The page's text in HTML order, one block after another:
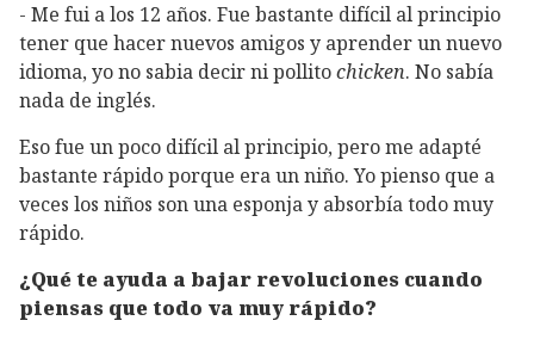
- Me fui a los 12 años. Fue bastante difícil al principio
tener que hacer nuevos amigos y aprender un nuevo
idioma, yo no sabia decir ni pollitochicken. No sabía
nada de inglés.
Eso fue un poco difícil al principio, pero me adapté
bastante rápido porque era un niño. Yo pienso que a
veces los niños son una esponja y absorbía todo muy
rápido.
¿Qué te ayuda a bajar revoluciones cuando
piensas que todo va muy rápido?